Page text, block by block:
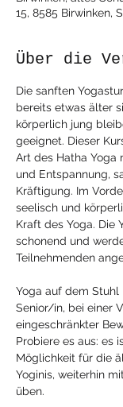
15, 8585 Birwinken,
Über die
Die sanften
bereits etwas älter
körperlich jung
geeignet. Dieser
Art des Hatha Yoga
und Entspannung,
Kräftigung. Im
seelisch und
Kraft des Yoga. Die
schonend und
Teilnehmenden
Yoga auf dem
Senior/in, bei einer
eingeschränkter
Probiere es aus: es
Möglichkeit für die
Yoginis, weiterhin
üben.